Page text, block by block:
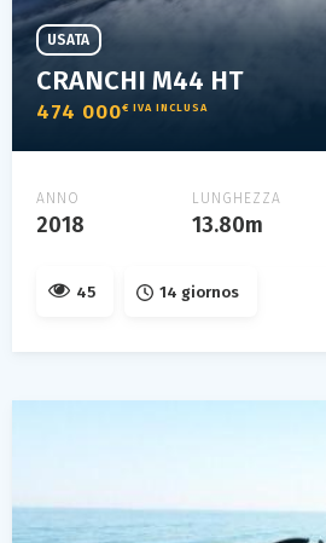
CRANCHI M44 HT
474 000€ IVA INCLUSA
USATA
ANNO
2018
LUNGHEZZA
13.80m
45 14 giornos